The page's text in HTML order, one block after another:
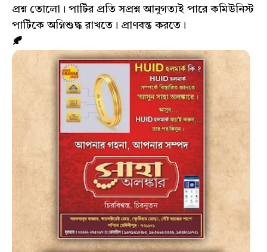
প্রশ্ন তোলো। পার্টির প্রতি সপ্রশ্ন আনুগত্যই পারে কমিউনিস্ট
পার্টিকে অগ্নিশুদ্ধ রাখতে। প্রাণবন্ত করতে।
🍂